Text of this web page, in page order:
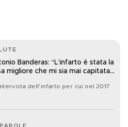
Banderas: “L’infarto è stata la
migliore che mi sia mai capitata
dell'infarto per cui nel 2017